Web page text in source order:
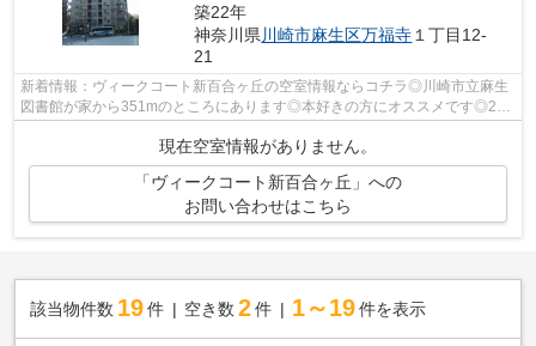
築22年
神奈川県 川崎市麻生区万福寺 １丁目12-
21
新着情報：ヴィークコート新百合ヶ丘の空室情報ならコチラ◎川崎市立麻生
図書館が家から351mのところにあります◎本好きの方にオススメです◎2駅
利用できる場所にあり、行き先に応じて乗...
現在空室情報がありません。
「ヴィークコート新百合ヶ丘」への
お問い合わせはこちら
該当物件数 19件 空き数 2 件 1～19 件を表示